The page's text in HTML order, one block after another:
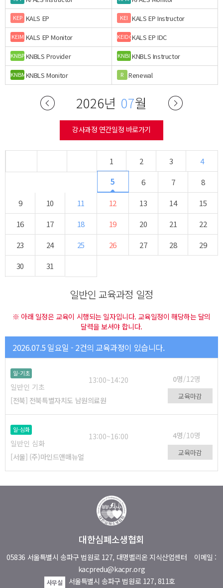
KEP KALS EP KEI KALS EP Instructor
KEIM KALS EP Monitor KEIDCKALS EP IDC
KNBPKNBLS Provider KNBI KNBLS Instructor
KNBMKNBLS Monitor R Renewal
2026년 07월
강사과정 연간일정 바로가기
1 2 3
4
5
6 7
8
9
10 11 12 13 14
15
16
17 18 19 20 21
22
23
24 25 26 27 28
29
30
31
일반인 교육과정 일정
※ 아래 일정은 교육이 시행되는 일자입니다. 교육일정이 해당하는 달의
달력을 보셔야 합니다.
2026.07.5 일요일 - 2건의 교육과정이 있습니다.
일-기초
일반인 기초
13:00~14:20 0명/12명
[전북] 전북특별자치도 남원의료원 교육마감
일-심화
일반인 심화
13:00~16:00 4명/10명
[서울] (주)마인드앤매뉴얼 교육마감
대한심폐소생협회
05836 서울특별시 송파구 법원로 127, 대명벨리온 지식산업센터 이메일 :
kacpredu@kacpr.org
사무실 서울특별시 송파구 법원로 127, 811호